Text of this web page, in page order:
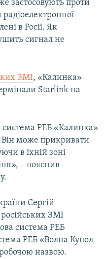
застосовують проти
в Росії. Як
сигнал не
ЗМІ, «Калинка»
Starlink на
система РЕБ «Калинка»
Він може прикривати
в їхній зоні
– пояснив
Сергій
ЗМІ
система РЕБ
РЕБ «Волна Купол
назвою.